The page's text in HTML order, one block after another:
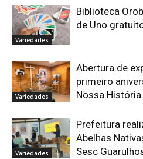
Variedades
Biblioteca
de Uno
Variedades
Abertura de
primeiro
Nossa História
Variedades
Prefeitura
Abelhas
Sesc